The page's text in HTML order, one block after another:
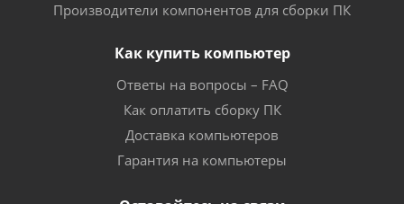
Производители компонентов для сборки ПК
Как купить компьютер
Ответы на вопросы – FAQ
Как оплатить сборку ПК
Доставка компьютеров
Гарантия на компьютеры